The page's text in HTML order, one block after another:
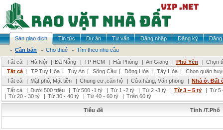
Sàn giao dịch Tin tức Dự án Tư vấn Đăng nhập Đăng ký
Đăng
Cần bán
Cho thuê
Tìm theo nhu cầu
Tất cả
| Hà Nội | Đà Nẵng | TP HCM | Hải Phòng | An Giang | Phú Yên | Chọn
Tất cả | TP.Tuy Hòa | Tuy An | Sông Cầu | Đông Hòa | Tây Hòa |
Chọn quận
Tất cả
| Mặt phố, Mặt tiền | Chung cư ,căn hộ | Cửa hàng, Văn phòng | Nhà ở, Đất
Tất cả
| Dưới 500 triệu | Từ 500 -1 tỷ | Từ 1 -2 tỷ | Từ 2 -3 tỷ | Từ 3 – 5 tỷ | Từ 5
| Từ 20 - 30 tỷ | Từ 30 - 40 tỷ | Từ 40 - 60 tỷ | Trên 60 tỷ
Tiêu đề Tỉnh /T.Phố